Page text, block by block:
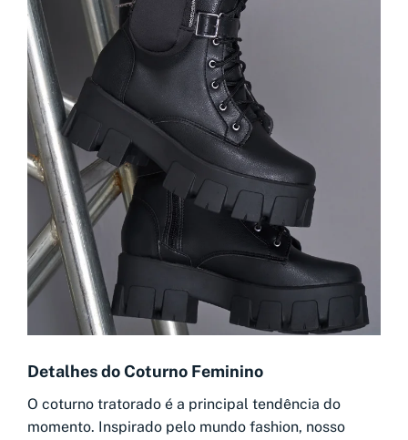
Detalhes do Coturno Feminino
O coturno tratorado é a principal tendência do
momento. Inspirado pelo mundo fashion, nosso